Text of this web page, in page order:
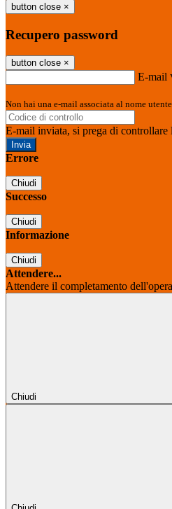
button close ×
Recupero password
button close ×
E-mail
Non hai una e-mail associata al nome
E-mail inviata, si prega di controllare
Errore
Chiudi
Successo
Chiudi
Informazione
Chiudi
Attendere...
Attendere il completamento
Chiudi